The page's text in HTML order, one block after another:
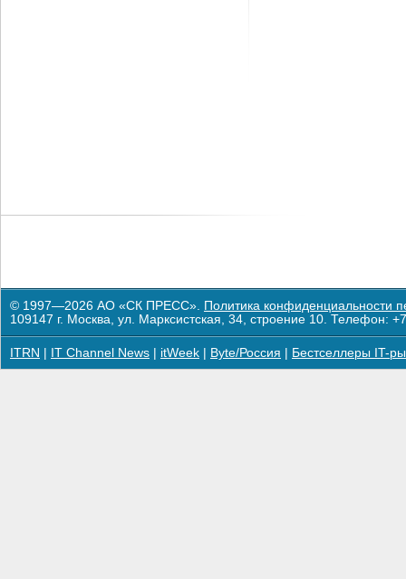
© 1997—2026 АО «СК ПРЕСС». Политика конфиденциальности
109147 г. Москва, ул. Марксистская, 34, строение 10. Телефон:
ITRN IT Channel News itWeek Byte/Россия Бестселлеры IT-